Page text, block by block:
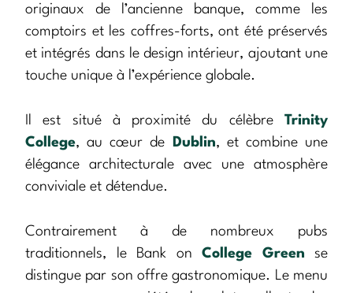
originaux de l’ancienne banque, comme les
comptoirs et les coffres-forts, ont été préservés
et intégrés dans le design intérieur, ajoutant une
touche unique à l’expérience globale.
Il est situé à proximité du célèbre Trinity
College, au cœur de Dublin, et combine une
élégance architecturale avec une atmosphère
conviviale et détendue.
Contrairement à de nombreux pubs
traditionnels, le Bank on College Green se
distingue par son offre gastronomique. Le menu